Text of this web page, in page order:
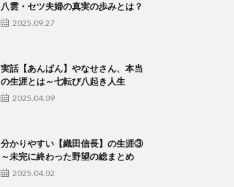
八雲・セツ夫婦の真実の歩みとは？
2025.09.27
実話【あんぱん】やなせさん、本当
の生涯とは～七転び八起き人生
2025.04.09
​分かりやすい【織田信長】の生涯③
～未完に終わった野望の総まとめ
2025.04.02